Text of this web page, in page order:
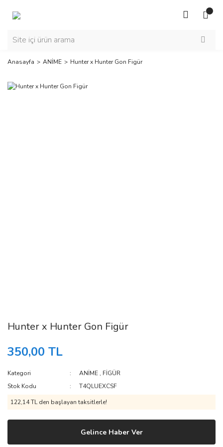
Anasayfa ANİME Hunter x Hunter Gon Figür
Hunter x Hunter Gon Figür
350,00 TL
Kategori ANİME , FİGÜR
Stok Kodu
T4QLUEXCSF
122,14 TL den başlayan taksitlerle!
Gelince Haber Ver